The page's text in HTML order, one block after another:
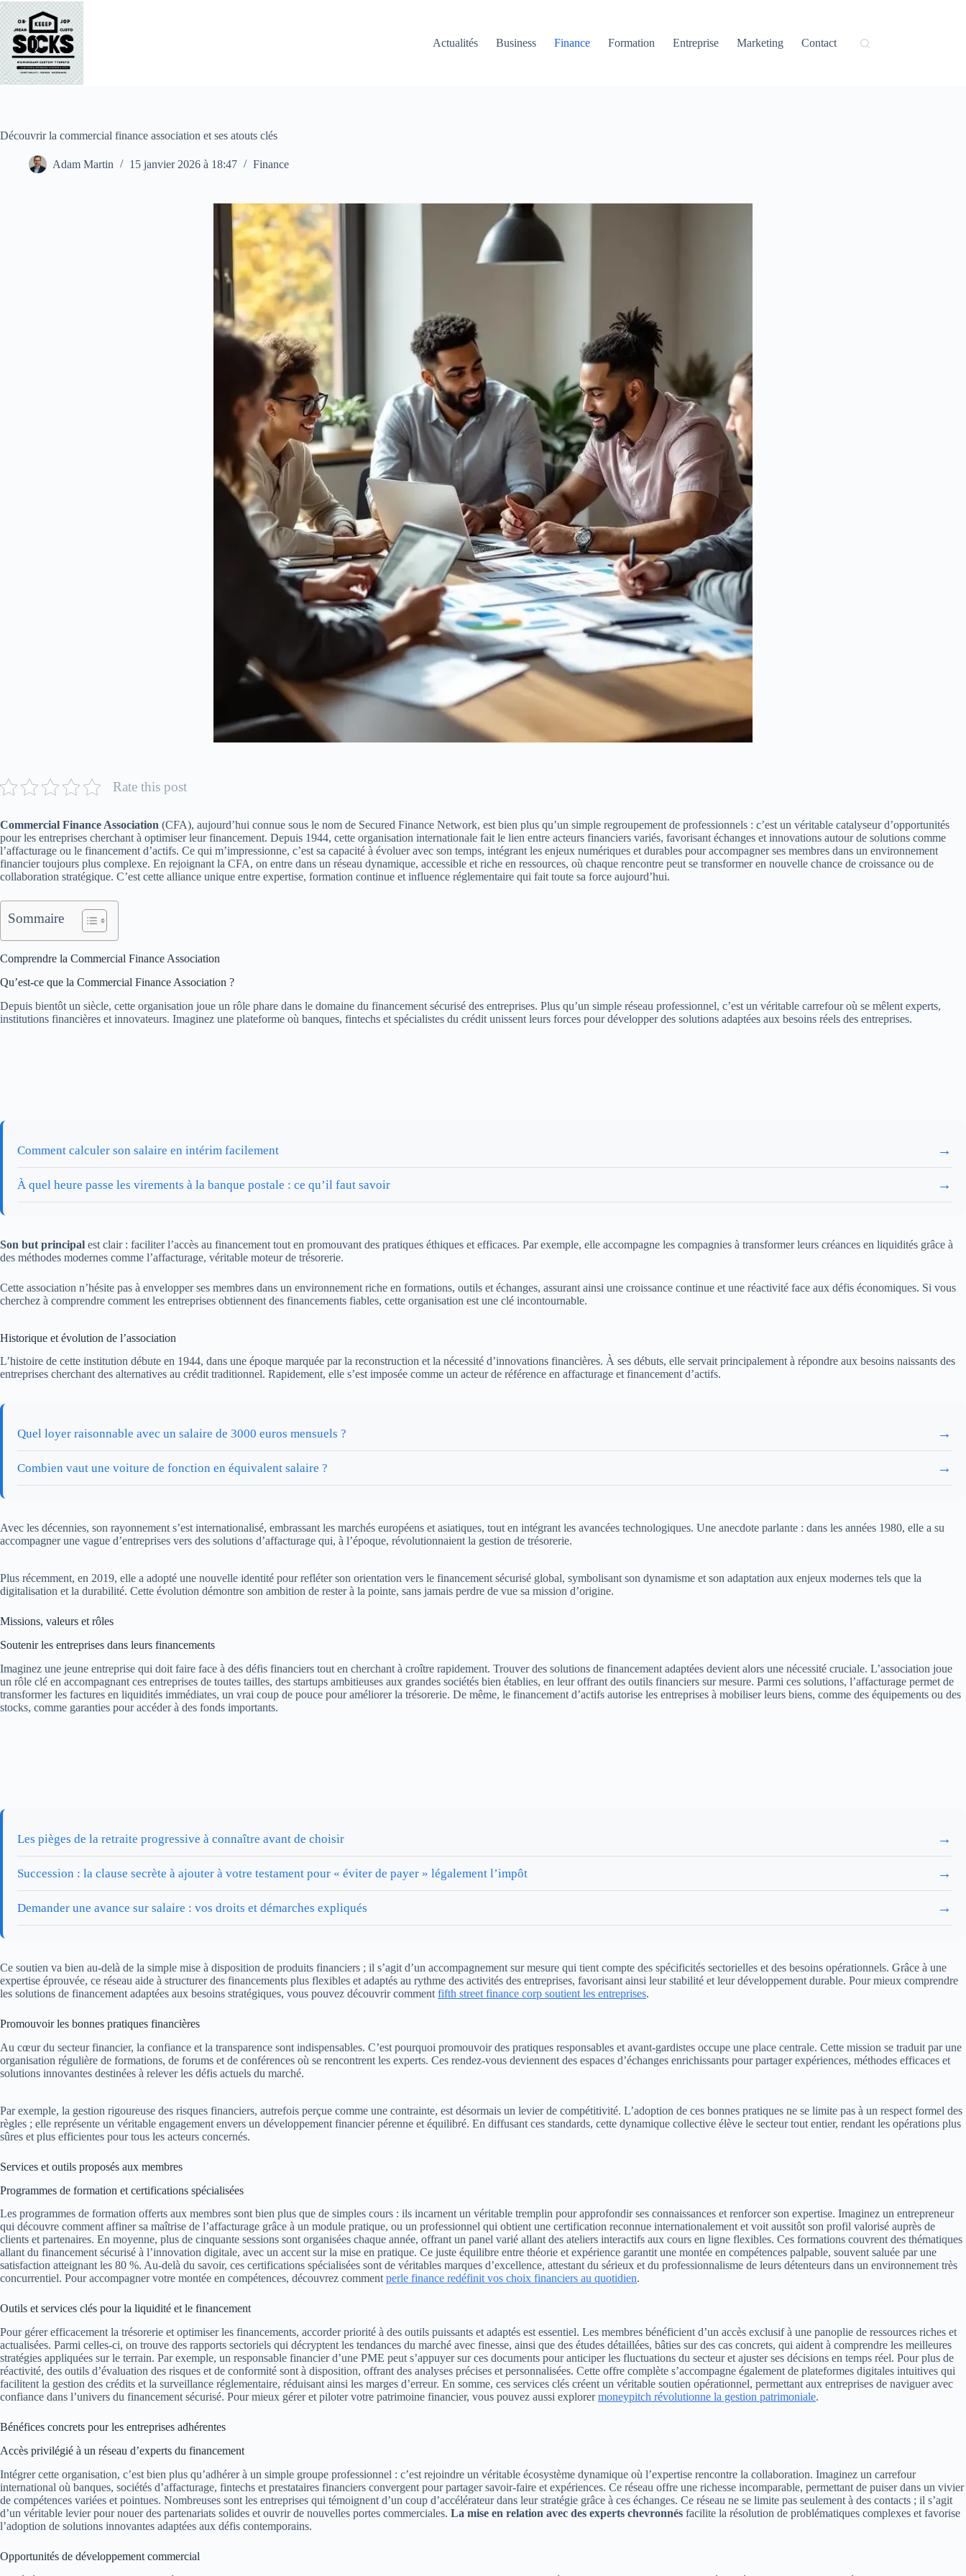
Passer
au
contenu
Actualités
Business Finance Formation Entreprise Marketing Contact
Découvrir la commercial finance association et ses atouts clés
Adam Martin 15 janvier 2026 à 18:47 Finance
Rate this post
Commercial Finance Association (CFA), aujourd’hui connue sous le nom de Secured Finance Network, est bien plus qu’un simple regroupement de professionnels : c’est un véritable catalyseur d’opportunités
pour les entreprises cherchant à optimiser leur financement. Depuis 1944, cette organisation internationale fait le lien entre acteurs financiers variés, favorisant échanges et innovations autour de solutions comme
l’affacturage ou le financement d’actifs. Ce qui m’impressionne, c’est sa capacité à évoluer avec son temps, intégrant les enjeux numériques et durables pour accompagner ses membres dans un environnement
financier toujours plus complexe. En rejoignant la CFA, on entre dans un réseau dynamique, accessible et riche en ressources, où chaque rencontre peut se transformer en nouvelle chance de croissance ou de
collaboration stratégique. C’est cette alliance unique entre expertise, formation continue et influence réglementaire qui fait toute sa force aujourd’hui.
Sommaire
Comprendre la Commercial Finance Association
Qu’est-ce que la Commercial Finance Association ?
Depuis bientôt un siècle, cette organisation joue un rôle phare dans le domaine du financement sécurisé des entreprises. Plus qu’un simple réseau professionnel, c’est un véritable carrefour où se mêlent experts,
institutions financières et innovateurs. Imaginez une plateforme où banques, fintechs et spécialistes du crédit unissent leurs forces pour développer des solutions adaptées aux besoins réels des entreprises.
Comment calculer son salaire en intérim facilement →
À quel heure passe les virements à la banque postale : ce qu’il faut savoir →
Son but principal est clair : faciliter l’accès au financement tout en promouvant des pratiques éthiques et efficaces. Par exemple, elle accompagne les compagnies à transformer leurs créances en liquidités grâce à
des méthodes modernes comme l’affacturage, véritable moteur de trésorerie.
Cette association n’hésite pas à envelopper ses membres dans un environnement riche en formations, outils et échanges, assurant ainsi une croissance continue et une réactivité face aux défis économiques. Si vous
cherchez à comprendre comment les entreprises obtiennent des financements fiables, cette organisation est une clé incontournable.
Historique et évolution de l’association
L’histoire de cette institution débute en 1944, dans une époque marquée par la reconstruction et la nécessité d’innovations financières. À ses débuts, elle servait principalement à répondre aux besoins naissants des
entreprises cherchant des alternatives au crédit traditionnel. Rapidement, elle s’est imposée comme un acteur de référence en affacturage et financement d’actifs.
Quel loyer raisonnable avec un salaire de 3000 euros mensuels ? →
Combien vaut une voiture de fonction en équivalent salaire ? →
Avec les décennies, son rayonnement s’est internationalisé, embrassant les marchés européens et asiatiques, tout en intégrant les avancées technologiques. Une anecdote parlante : dans les années 1980, elle a su
accompagner une vague d’entreprises vers des solutions d’affacturage qui, à l’époque, révolutionnaient la gestion de trésorerie.
Plus récemment, en 2019, elle a adopté une nouvelle identité pour refléter son orientation vers le financement sécurisé global, symbolisant son dynamisme et son adaptation aux enjeux modernes tels que la
digitalisation et la durabilité. Cette évolution démontre son ambition de rester à la pointe, sans jamais perdre de vue sa mission d’origine.
Missions, valeurs et rôles
Soutenir les entreprises dans leurs financements
Imaginez une jeune entreprise qui doit faire face à des défis financiers tout en cherchant à croître rapidement. Trouver des solutions de financement adaptées devient alors une nécessité cruciale. L’association joue
un rôle clé en accompagnant ces entreprises de toutes tailles, des startups ambitieuses aux grandes sociétés bien établies, en leur offrant des outils financiers sur mesure. Parmi ces solutions, l’affacturage permet de
transformer les factures en liquidités immédiates, un vrai coup de pouce pour améliorer la trésorerie. De même, le financement d’actifs autorise les entreprises à mobiliser leurs biens, comme des équipements ou des
stocks, comme garanties pour accéder à des fonds importants.
Les pièges de la retraite progressive à connaître avant de choisir →
Succession : la clause secrète à ajouter à votre testament pour « éviter de payer » légalement l’impôt →
Demander une avance sur salaire : vos droits et démarches expliqués →
Ce soutien va bien au-delà de la simple mise à disposition de produits financiers ; il s’agit d’un accompagnement sur mesure qui tient compte des spécificités sectorielles et des besoins opérationnels. Grâce à une
expertise éprouvée, ce réseau aide à structurer des financements plus flexibles et adaptés au rythme des activités des entreprises, favorisant ainsi leur stabilité et leur développement durable. Pour mieux comprendre
les solutions de financement adaptées aux besoins stratégiques, vous pouvez découvrir comment fifth street finance corp soutient les entreprises.
Promouvoir les bonnes pratiques financières
Au cœur du secteur financier, la confiance et la transparence sont indispensables. C’est pourquoi promouvoir des pratiques responsables et avant-gardistes occupe une place centrale. Cette mission se traduit par une
organisation régulière de formations, de forums et de conférences où se rencontrent les experts. Ces rendez-vous deviennent des espaces d’échanges enrichissants pour partager expériences, méthodes efficaces et
solutions innovantes destinées à relever les défis actuels du marché.
Par exemple, la gestion rigoureuse des risques financiers, autrefois perçue comme une contrainte, est désormais un levier de compétitivité. L’adoption de ces bonnes pratiques ne se limite pas à un respect formel des
règles ; elle représente un véritable engagement envers un développement financier pérenne et équilibré. En diffusant ces standards, cette dynamique collective élève le secteur tout entier, rendant les opérations plus
sûres et plus efficientes pour tous les acteurs concernés.
Services et outils proposés aux membres
Programmes de formation et certifications spécialisées
Les programmes de formation offerts aux membres sont bien plus que de simples cours : ils incarnent un véritable tremplin pour approfondir ses connaissances et renforcer son expertise. Imaginez un entrepreneur
qui découvre comment affiner sa maîtrise de l’affacturage grâce à un module pratique, ou un professionnel qui obtient une certification reconnue internationalement et voit aussitôt son profil valorisé auprès de
clients et partenaires. En moyenne, plus de cinquante sessions sont organisées chaque année, offrant un panel varié allant des ateliers interactifs aux cours en ligne flexibles. Ces formations couvrent des thématiques
allant du financement sécurisé à l’innovation digitale, avec un accent sur la mise en pratique. Ce juste équilibre entre théorie et expérience garantit une montée en compétences palpable, souvent saluée par une
satisfaction atteignant les 80 %. Au-delà du savoir, ces certifications spécialisées sont de véritables marques d’excellence, attestant du sérieux et du professionnalisme de leurs détenteurs dans un environnement très
concurrentiel. Pour accompagner votre montée en compétences, découvrez comment perle finance redéfinit vos choix financiers au quotidien.
Outils et services clés pour la liquidité et le financement
Pour gérer efficacement la trésorerie et optimiser les financements, accorder priorité à des outils puissants et adaptés est essentiel. Les membres bénéficient d’un accès exclusif à une panoplie de ressources riches et
actualisées. Parmi celles-ci, on trouve des rapports sectoriels qui décryptent les tendances du marché avec finesse, ainsi que des études détaillées, bâties sur des cas concrets, qui aident à comprendre les meilleures
stratégies appliquées sur le terrain. Par exemple, un responsable financier d’une PME peut s’appuyer sur ces documents pour anticiper les fluctuations du secteur et ajuster ses décisions en temps réel. Pour plus de
réactivité, des outils d’évaluation des risques et de conformité sont à disposition, offrant des analyses précises et personnalisées. Cette offre complète s’accompagne également de plateformes digitales intuitives qui
facilitent la gestion des crédits et la surveillance réglementaire, réduisant ainsi les marges d’erreur. En somme, ces services clés créent un véritable soutien opérationnel, permettant aux entreprises de naviguer avec
confiance dans l’univers du financement sécurisé. Pour mieux gérer et piloter votre patrimoine financier, vous pouvez aussi explorermoneypitch révolutionne la gestion patrimoniale.
Bénéfices concrets pour les entreprises adhérentes
Accès privilégié à un réseau d’experts du financement
Intégrer cette organisation, c’est bien plus qu’adhérer à un simple groupe professionnel : c’est rejoindre un véritable écosystème dynamique où l’expertise rencontre la collaboration. Imaginez un carrefour
international où banques, sociétés d’affacturage, fintechs et prestataires financiers convergent pour partager savoir-faire et expériences. Ce réseau offre une richesse incomparable, permettant de puiser dans un vivier
de compétences variées et pointues. Nombreuses sont les entreprises qui témoignent d’un coup d’accélérateur dans leur stratégie grâce à ces échanges. Ce réseau ne se limite pas seulement à des contacts ; il s’agit
d’un véritable levier pour nouer des partenariats solides et ouvrir de nouvelles portes commerciales. La mise en relation avec des experts chevronnés facilite la résolution de problématiques complexes et favorise
l’adoption de solutions innovantes adaptées aux défis contemporains.
Opportunités de développement commercial